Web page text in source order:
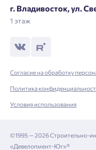
г. Владивосток, ул.
1 этаж
Согласие на обработку
Политика
Условия использования
©1995 — 2026 Строительно-
«Девелопмент-Юг»®